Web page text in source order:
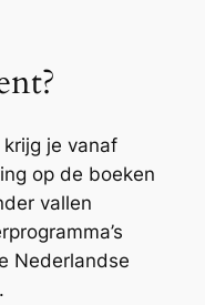
je vanaf
op de boeken
vallen
Nederlandse